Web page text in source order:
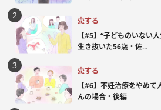
恋する
【#5】“子どものいない
生き抜いた56歳・佐...
恋する
【#6】不妊治療をやめ
んの場合・後編